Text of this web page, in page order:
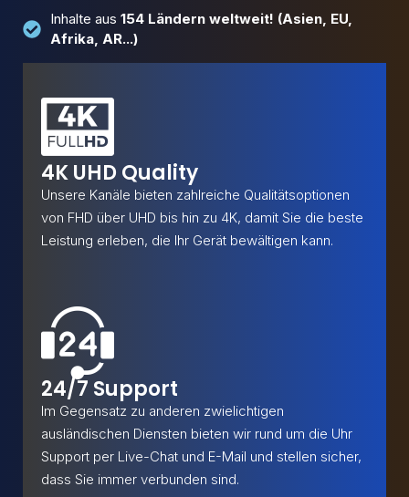
Inhalte aus 154 Ländern weltweit! (Asien, EU,
Afrika, AR...)
4K UHD Quality
Unsere Kanäle bieten zahlreiche Qualitätsoptionen
von FHD über UHD bis hin zu 4K, damit Sie die beste
Leistung erleben, die Ihr Gerät bewältigen kann.
24/7 Support
Im Gegensatz zu anderen zwielichtigen
ausländischen Diensten bieten wir rund um die Uhr
Support per Live-Chat und E-Mail und stellen sicher,
dass Sie immer verbunden sind.